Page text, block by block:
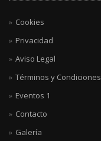
Cookies
Privacidad
Aviso Legal
Términos y Condiciones
Eventos 1
Contacto
Galería